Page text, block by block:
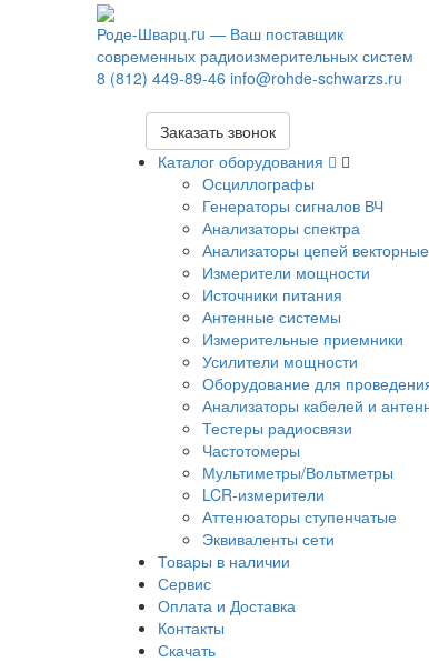
Роде-Шварц.ru — Ваш поставщик
современных радиоизмерительных систем
8 (812) 449-89-46 info@rohde-schwarzs.ru
Заказать звонок
Каталог оборудования
Осциллографы
Генераторы сигналов ВЧ
Анализаторы спектра
Анализаторы цепей векторные
Измерители мощности
Источники питания
Антенные системы
Измерительные приемники
Усилители мощности
Оборудование для
Анализаторы кабелей и
Тестеры радиосвязи
Частотомеры
Мультиметры/Вольтметры
LCR-измерители
Аттенюаторы ступенчатые
Эквиваленты сети
Товары в наличии
Сервис
Оплата и Доставка
Контакты
Скачать